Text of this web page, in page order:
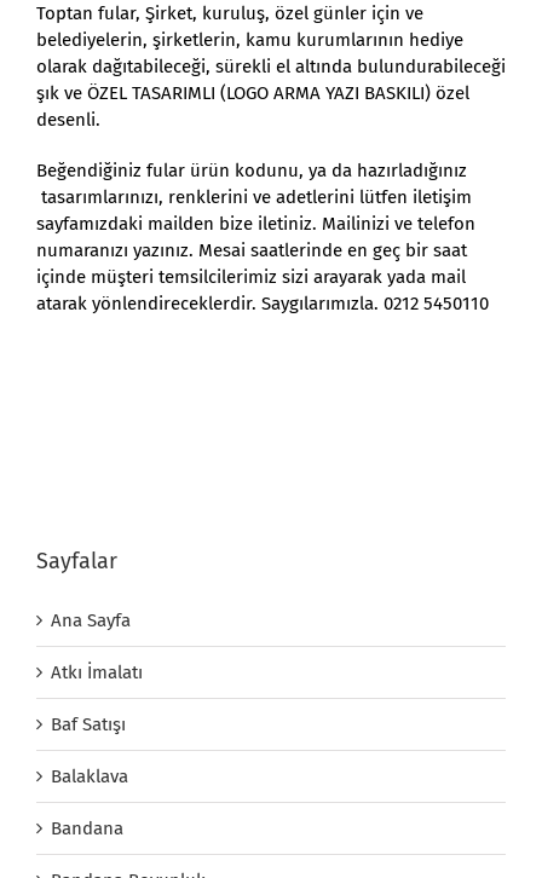
Toptan fular, Şirket, kuruluş, özel günler için ve
belediyelerin, şirketlerin, kamu kurumlarının hediye
olarak dağıtabileceği, sürekli el altında bulundurabileceği
şık ve ÖZEL TASARIMLI (LOGO ARMA YAZI BASKILI) özel
desenli.
Beğendiğiniz fular ürün kodunu, ya da hazırladığınız
tasarımlarınızı, renklerini ve adetlerini lütfen iletişim
sayfamızdaki mailden bize iletiniz. Mailinizi ve telefon
numaranızı yazınız. Mesai saatlerinde en geç bir saat
içinde müşteri temsilcilerimiz sizi arayarak yada mail
atarak yönlendireceklerdir. Saygılarımızla. 0212 5450110
Sayfalar
Ana Sayfa
Atkı İmalatı
Baf Satışı
Balaklava
Bandana